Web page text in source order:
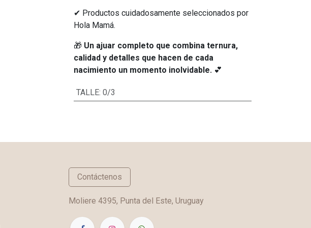
✔ Productos cuidadosamente seleccionados por
Hola Mamá.
🎁 Un ajuar completo que combina ternura,
calidad y detalles que hacen de cada
nacimiento un momento inolvidable. 💕
TALLE: 0/3
Contáctenos
Moliere 4395, Punta del Este, Uruguay